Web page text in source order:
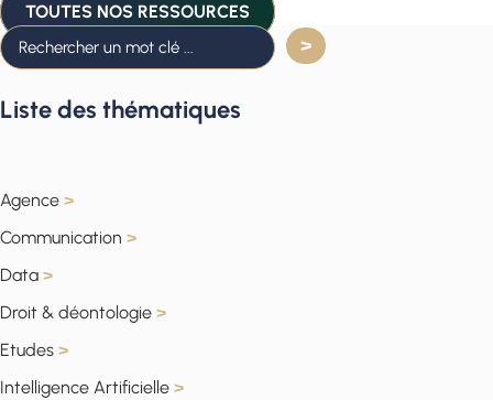
TOUTES NOS RESSOURCES
Liste des thématiques
Agence >
Communication >
Data >
Droit & déontologie >
Etudes >
Intelligence Artificielle >